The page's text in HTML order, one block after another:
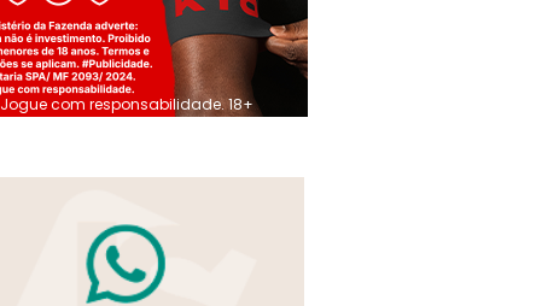
Jogue com responsabilidade. 18+